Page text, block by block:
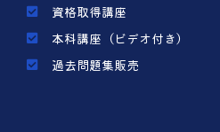
資格取得講座
本科講座（ビデオ付き）
過去問題集販売